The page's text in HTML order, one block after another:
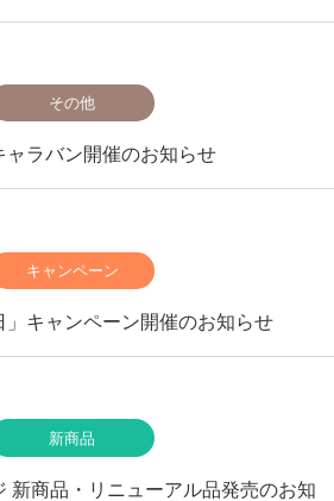
ャラバン開催のお知らせ
」キャンペーン開催のお知らせ
新商品・リニューアル品発売のお知